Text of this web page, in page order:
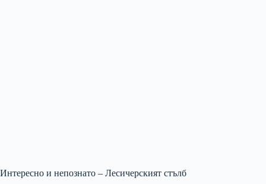
Интересно и непознато – Лесичерският стълб